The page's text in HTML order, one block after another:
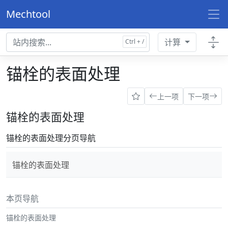
Mechtool
计算
锚栓的表面处理
上一项 下一项
锚栓的表面处理
锚栓的表面处理分页导航
锚栓的表面处理
本页导航
锚栓的表面处理